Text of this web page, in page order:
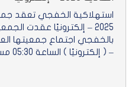
استهلاكية الخفجي تعقد
2025 – إلكترونيًا عقدت
– ( إلكترونيًا ) الساعة 05:30 مساءً من يوم الأربعاء: